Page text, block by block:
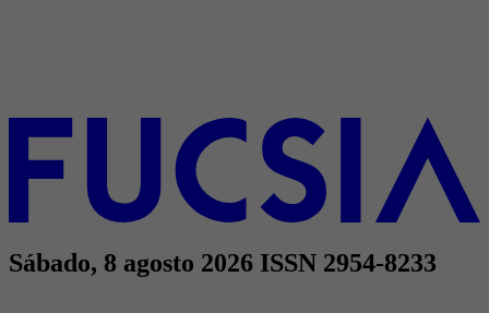
Sábado, 8 agosto 2026 ISSN 2954-8233